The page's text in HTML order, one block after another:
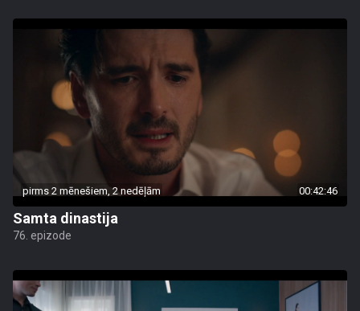
pirms 2 mēnešiem, 2 nedēļām 00:42:46
Samta dinastija
76. epizode